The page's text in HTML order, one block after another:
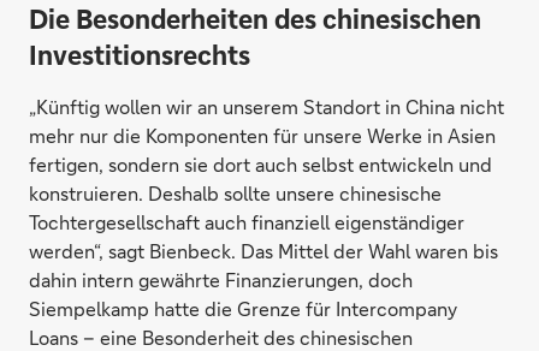
Die Besonderheiten des chinesischen
Investitionsrechts
„Künftig wollen wir an unserem Standort in China nicht
mehr nur die Komponenten für unsere Werke in Asien
fertigen, sondern sie dort auch selbst entwickeln und
konstruieren. Deshalb sollte unsere chinesische
Tochtergesellschaft auch finanziell eigenständiger
werden“, sagt Bienbeck. Das Mittel der Wahl waren bis
dahin intern gewährte Finanzierungen, doch
Siempelkamp hatte die Grenze für Intercompany
Loans – eine Besonderheit des chinesischen